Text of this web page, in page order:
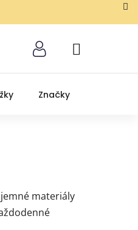
NÁKUPNÝ
Značky
materiály